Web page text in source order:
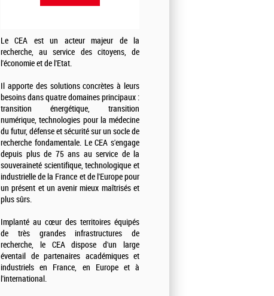
Le CEA est un acteur majeur de la
recherche, au service des citoyens, de
l'économie et de l'Etat.
Il apporte des solutions concrètes à leurs
besoins dans quatre domaines principaux :
transition énergétique, transition
numérique, technologies pour la médecine
du futur, défense et sécurité sur un socle de
recherche fondamentale. Le CEA s'engage
depuis plus de 75 ans au service de la
souveraineté scientifique, technologique et
industrielle de la France et de l'Europe pour
un présent et un avenir mieux maîtrisés et
plus sûrs.
Implanté au cœur des territoires équipés
de très grandes infrastructures de
recherche, le CEA dispose d'un large
éventail de partenaires académiques et
industriels en France, en Europe et à
l'international.